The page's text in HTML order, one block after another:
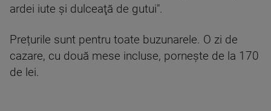
ardei iute şi dulceaţă de gutui".
Prețurile sunt pentru toate buzunarele. O zi de
cazare, cu două mese incluse, porneşte de la 170
de lei.